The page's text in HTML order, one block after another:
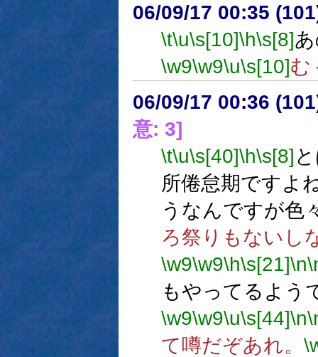
06/09/17 00:35
\t\u\s[10]\h\s[8]
\w9\w9\u\s[10]む
06/09/17 00:36
意: 3]
\t\u\s[40]\h\s[8]
所倦怠期ですよ
うなんですが色
ろ祭りもないし
\w9\w9\h\s[21]\n
もやってるよう
\w9\w9\u\s[44]\n
て噂だぞあれ。